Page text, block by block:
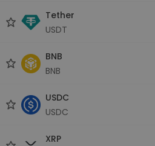
Tether
USDT
BNB
BNB
USDC
USDC
XRP